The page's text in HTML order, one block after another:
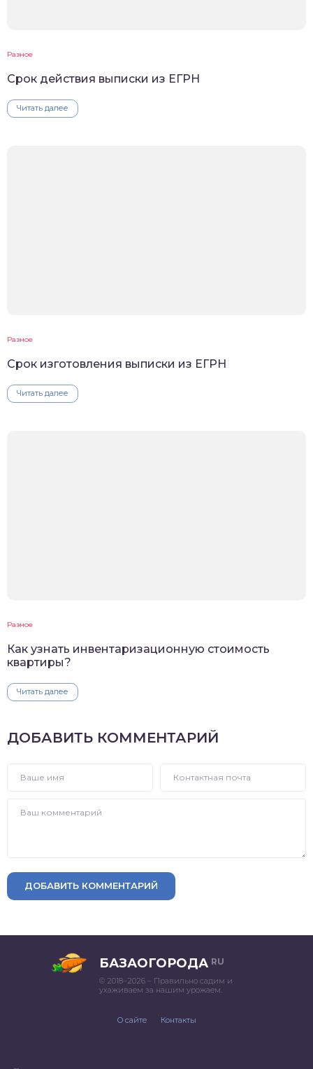
Разное
Срок действия выписки из ЕГРН
Читать далее
Разное
Срок изготовления выписки из ЕГРН
Читать далее
Разное
Как узнать инвентаризационную стоимость
квартиры?
Читать далее
ДОБАВИТЬ КОММЕНТАРИЙ
ДОБАВИТЬ КОММЕНТАРИЙ
БАЗАОГОРОДА RU
© 2018–2026 – Правильно садим и
ухаживаем за нашим урожаем.
О сайте Контакты